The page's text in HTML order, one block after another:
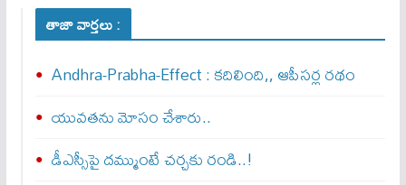
తాజా వార్తలు :
Andhra-Prabha-Effect : క‌దిలింది,, ఆపీస‌ర్ల రథం
యువతను మోసం చేశారు..
డీఎస్సీపై దమ్ముంటే చర్చకు రండి..!